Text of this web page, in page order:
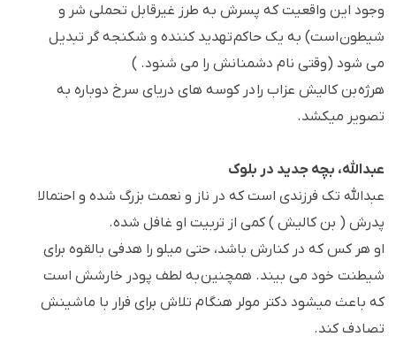
وجود این واقعیت که پسرش به طرز غیرقابل تحملی شر و
شیطون است) به یک حاکم تهدید کننده و شکنجه گر تبدیل
می شود (وقتی نام دشمنانش را می شنود. )
هرژه بن کالیش عزاب را در کوسه های دریای سرخ دوباره به
تصویر میکشد.
عبدالله، بچه جدید در بلوک
عبدالله تک فرزندی است که در ناز و نعمت بزرگ شده و احتمالا
پدرش ( بن کالیش ) کمی از تربیت او غافل شده.
او هر کس که در کنارش باشد، حتی میلو را هدفی بالقوه برای
شیطنت خود می بیند. همچنین به لطف پودر خارشش است
که باعث میشود دکتر مولر هنگام تلاش برای فرار با ماشینش
تصادف کند.